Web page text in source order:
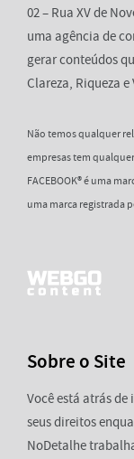
02 – Rua XV de
uma agência de
gerar conteúdos
Clareza, Riqueza
Não temos qualquer
empresas tem
FACEBOOK® é uma
uma marca registrada
Sobre o Site
Você está atrás
seus direitos
NoDetalhe